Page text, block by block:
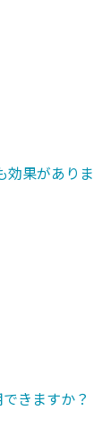
効果がありま
きますか？